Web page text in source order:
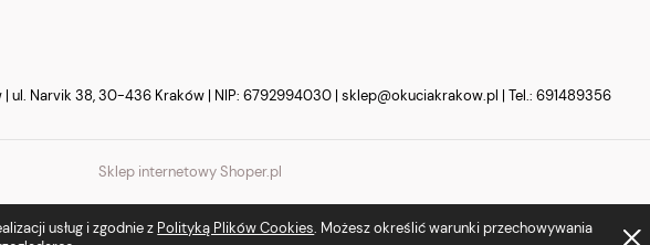
usług i zgodnie z Polityką Plików Cookies. Możesz określić warunki przechowywania
ul. Narvik 38, 30-436 Kraków | NIP: 6792994030 | sklep@okuciakrakow.pl | Tel.: 691489356
Sklep internetowy Shoper.pl